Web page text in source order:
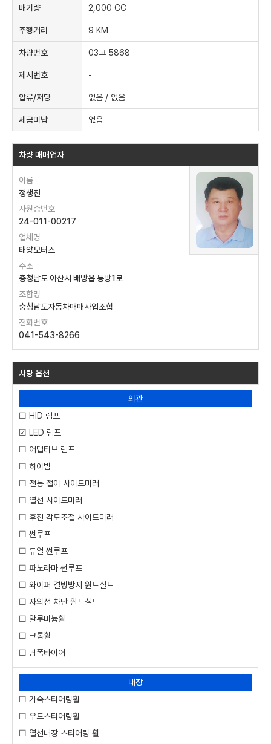
배기량 2,000 CC
주행거리 9 KM
차량번호 03고 5868
제시번호 -
압류/저당 없음 / 없음
세금미납 없음
차량 매매업자
이름
정생진
사원증번호
24-011-00217
업체명
태양모터스
주소
충청남도 아산시 배방읍 동방1로
조합명
충청남도자동차매매사업조합
전화번호
041-543-8266
차량 옵션
외관
☐ HID 램프
☑ LED 램프
☐ 어댑티브 램프
☐ 하이빔
☐ 전동 접이 사이드미러
☐ 열선 사이드미러
☐ 후진 각도조절 사이드미러
☐ 썬루프
☐ 듀얼 썬루프
☐ 파노라마 썬루프
☐ 와이퍼 결빙방지 윈드실드
☐ 자외선 차단 윈드실드
☐ 알루미늄휠
☐ 크롬휠
☐ 광폭타이어
내장
☐ 가죽스티어링휠
☐ 우드스티어링휠
☐ 열선내장 스티어링 휠